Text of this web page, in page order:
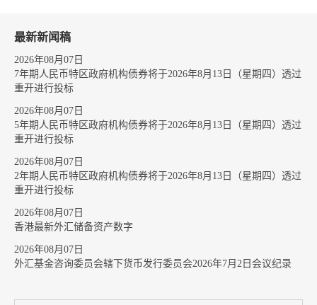
最新新闻稿
2026年08月07日
7年期人民币特区政府机构债券将于2026年8月13日（星期四）透过
重开进行投标
2026年08月07日
5年期人民币特区政府机构债券将于2026年8月13日（星期四）透过
重开进行投标
2026年08月07日
2年期人民币特区政府机构债券将于2026年8月13日（星期四）透过
重开进行投标
2026年08月07日
香港最新外汇储备资产数字
2026年08月07日
外汇基金咨询委员会辖下货币发行委员会2026年7月2日会议纪录